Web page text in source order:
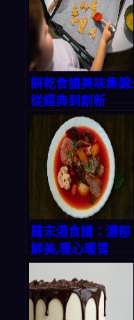
餅乾食譜美味集錦:
從經典到創新
羅宋湯食譜：濃郁
鮮美,暖心暖胃